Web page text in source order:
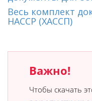
Весь комплект
HACCP (ХАССП)
Важно!
Чтобы скачать